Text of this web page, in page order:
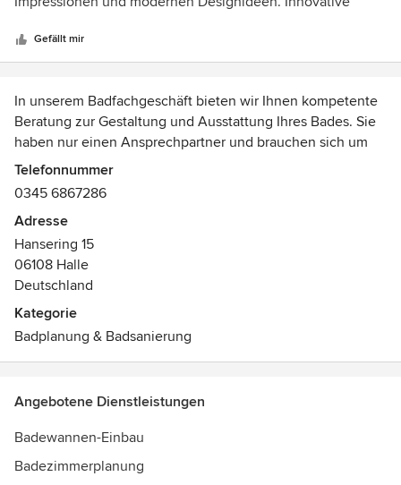
hochwertig sind.
Gefällt mir
In unserem Badfachgeschäft bieten wir Ihnen kompetente
Beratung zur Gestaltung und Ausstattung Ihres Bades. Sie
haben nur einen Ansprechpartner und brauchen sich um
nichts zu kümmern. Sie können schon nach wenigen Tagen
Ihre neue Ausstattung genießen.
Gern planen und realisieren wir auch den Einbau Ihrer
superflachen oder ebenerdigen Dusche bzw. freistehenden
Badewanne oder Badewanne mit Tür und suchen mit Ihnen
gemeinsam Ihre neuen Badmöbel, Armaturen, Badteppiche
und Accessoires aus.
Besuchen Sie unser Badfachgeschäft mit Badausstellung
Telefonnummer
0345 6867286
Adresse
Hansering 15
06108 Halle
Deutschland
Kategorie
Badplanung & Badsanierung
Angebotene Dienstleistungen
Badewannen-Einbau
Badezimmerplanung